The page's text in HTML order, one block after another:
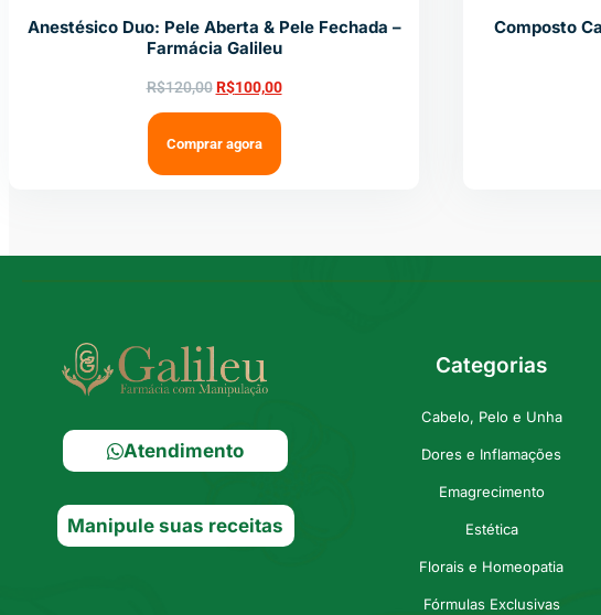
Anestésico Duo: Pele Aberta & Pele Fechada –
Farmácia Galileu
R$120,00 R$100,00
Comprar agora
Composto
Atendimento
Manipule suas receitas
Categorias
Cabelo, Pelo e Unha
Dores e Inflamações
Emagrecimento
Estética
Florais e Homeopatia
Fórmulas Exclusivas